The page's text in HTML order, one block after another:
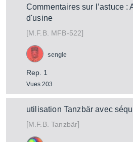
Commentaires sur l’astuce :
d'usine
[M.F.B. MFB-522]
Rep. 1
Vues 203
sengle
utilisation Tanzbär avec
[M.F.B. Tanzbär]